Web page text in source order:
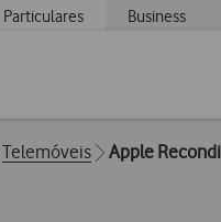
Particulares Business
Telemóveis Apple